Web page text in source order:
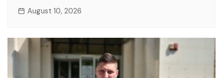
August 10, 2026